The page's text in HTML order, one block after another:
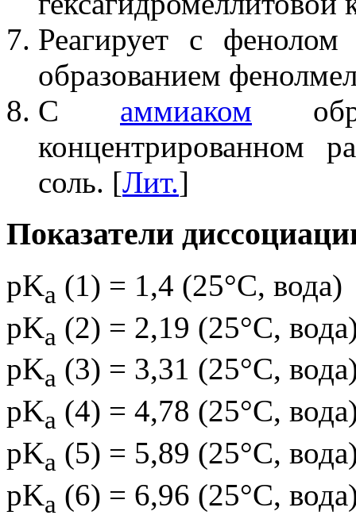
Реагирует с
образованием
С аммиаком
концентрированном
соль. [Лит.]
Показатели
pKa (1) = 1,4 (25°C, вода)
pKa (2) = 2,19 (25°C,
pKa (3) = 3,31 (25°C,
pKa (4) = 4,78 (25°C,
pKa (5) = 5,89 (25°C,
pKa (6) = 6,96 (25°C,